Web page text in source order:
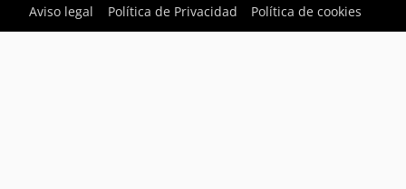
Aviso legal
Política de Privacidad Política de cookies